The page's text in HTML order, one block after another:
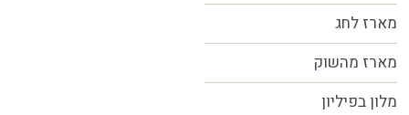
מארז לחג
מארז מהשוק
מלון בפיליון